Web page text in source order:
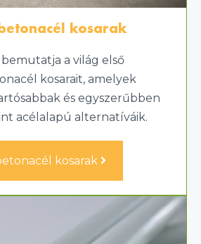
kosarak
a világ első
kosarait, amelyek
és egyszerűbben
acélalapú alternatíváik.
kosarak